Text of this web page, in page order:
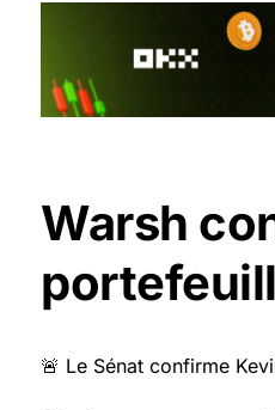
Warsh
🚨 Le Sénat confirme